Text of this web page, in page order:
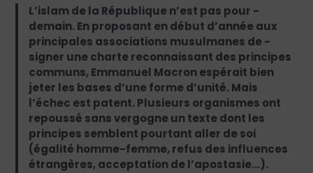
L’islam de la République n’est pas pour ­
demain. En proposant en début d’année aux
principales associations musulmanes de ­
signer une charte reconnaissant des principes
communs, Emmanuel Macron espérait bien
jeter les bases d’une forme d’unité. Mais
l’échec est patent. Plusieurs organismes ont
repoussé sans vergogne un texte dont les
principes semblent pourtant aller de soi
(égalité homme-femme, refus des influences
étrangères, acceptation de l’apostasie…).